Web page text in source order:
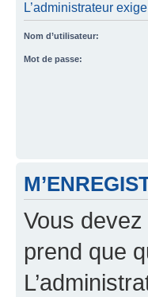
L’administrateur
Nom d’utilisateur:
Mot de passe:
Vous
prend que